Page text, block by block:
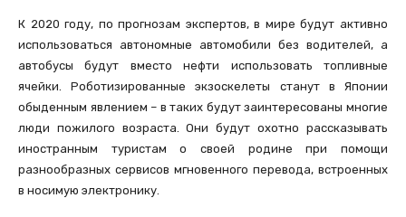
К 2020 году, по прогнозам экспертов, в мире будут активно
использоваться автономные автомобили без водителей, а
автобусы будут вместо нефти использовать топливные
ячейки. Роботизированные экзоскелеты станут в Японии
обыденным явлением – в таких будут заинтересованы многие
люди пожилого возраста. Они будут охотно рассказывать
иностранным туристам о своей родине при помощи
разнообразных сервисов мгновенного перевода, встроенных
в носимую электронику.